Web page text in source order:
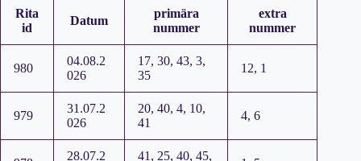
Rita
id
Datum
primära
nummer
extra
nummer
980
04.08.2
026
17, 30, 43, 3,
35
12, 1
979
31.07.2
026
20, 40, 4, 10,
41
4, 6
28.07.2
41, 25, 40, 45,